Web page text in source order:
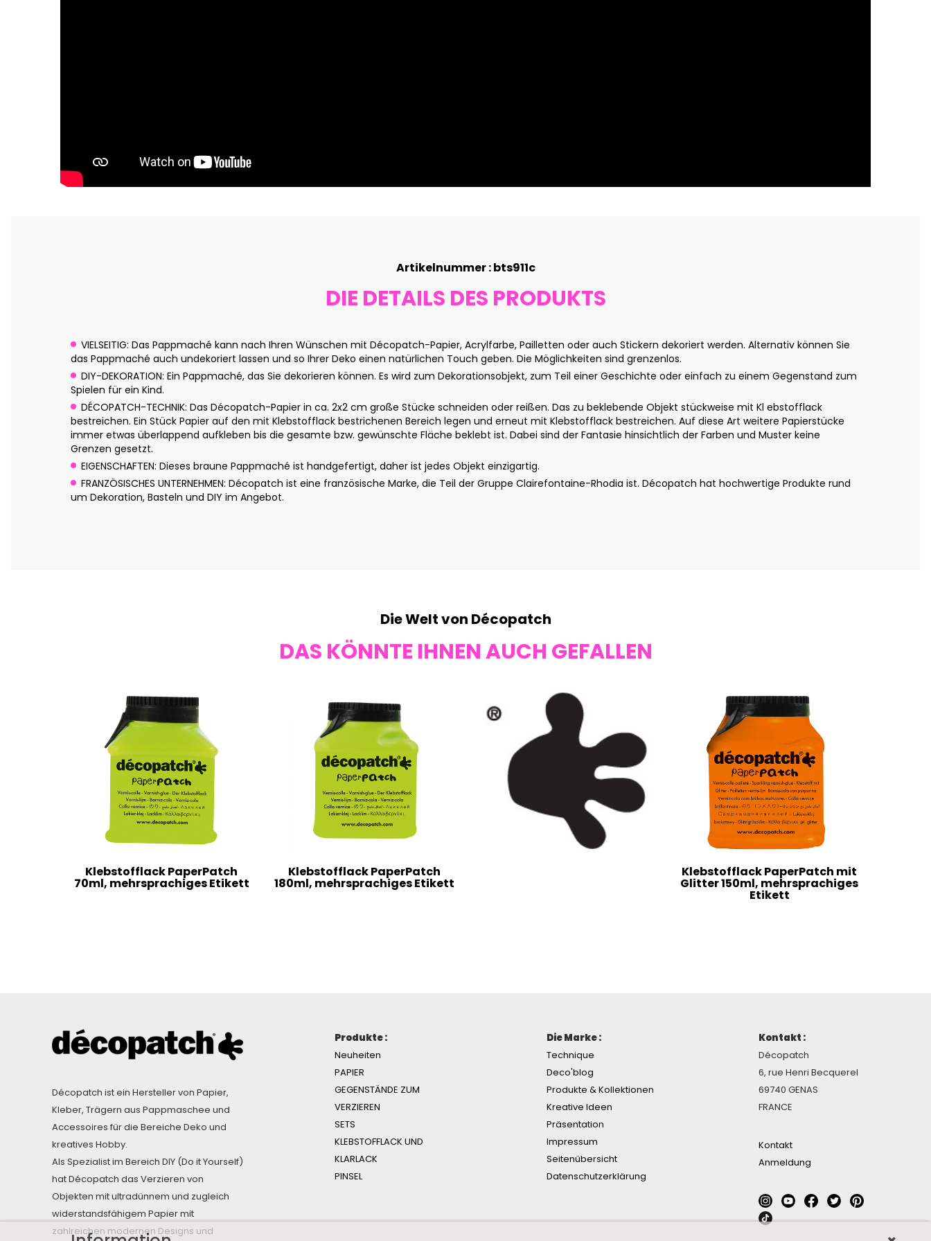
Artikelnummer : bts911c
DIE DETAILS DES PRODUKTS
VIELSEITIG: Das Pappmaché kann nach Ihren Wünschen mit Décopatch-Papier, Acrylfarbe, Pailletten oder auch Stickern dekoriert werden. Alternativ können Sie
das Pappmaché auch undekoriert lassen und so Ihrer Deko einen natürlichen Touch geben. Die Möglichkeiten sind grenzenlos.
DIY-DEKORATION: Ein Pappmaché, das Sie dekorieren können. Es wird zum Dekorationsobjekt, zum Teil einer Geschichte oder einfach zu einem Gegenstand zum
Spielen für ein Kind.
DÉCOPATCH-TECHNIK: Das Décopatch-Papier in ca. 2x2 cm große Stücke schneiden oder reißen. Das zu beklebende Objekt stückweise mit Kl ebstofflack
bestreichen. Ein Stück Papier auf den mit Klebstofflack bestrichenen Bereich legen und erneut mit Klebstofflack bestreichen. Auf diese Art weitere Papierstücke
immer etwas überlappend aufkleben bis die gesamte bzw. gewünschte Fläche beklebt ist. Dabei sind der Fantasie hinsichtlich der Farben und Muster keine
Grenzen gesetzt.
EIGENSCHAFTEN: Dieses braune Pappmaché ist handgefertigt, daher ist jedes Objekt einzigartig.
FRANZÖSISCHES UNTERNEHMEN: Décopatch ist eine französische Marke, die Teil der Gruppe Clairefontaine-Rhodia ist. Décopatch hat hochwertige Produkte rund
um Dekoration, Basteln und DIY im Angebot.
Die Welt von Décopatch
DAS KÖNNTE IHNEN AUCH GEFALLEN
Klebstofflack PaperPatch
70ml, mehrsprachiges Etikett
Klebstofflack PaperPatch
180ml, mehrsprachiges Etikett
Klebstofflack PaperPatch mit
Glitter 150ml, mehrsprachiges
Etikett
Décopatch ist ein Hersteller von Papier,
Kleber, Trägern aus Pappmaschee und
Accessoires für die Bereiche Deko und
kreatives Hobby.
Als Spezialist im Bereich DIY (Do it Yourself)
hat Décopatch das Verzieren von
Objekten mit ultradünnem und zugleich
widerstandsfähigem Papier mit
zahlreichen modernen Designs und
Produkte :
Neuheiten
PAPIER
GEGENSTÄNDE ZUM
VERZIEREN
SETS
KLEBSTOFFLACK UND
KLARLACK
PINSEL
Die Marke :
Technique
Deco'blog
Produkte & Kollektionen
Kreative Ideen
Präsentation
Impressum
Seitenübersicht
Datenschutzerklärung
Kontakt :
Décopatch
6, rue Henri Becquerel
69740 GENAS
FRANCE
Kontakt
Anmeldung